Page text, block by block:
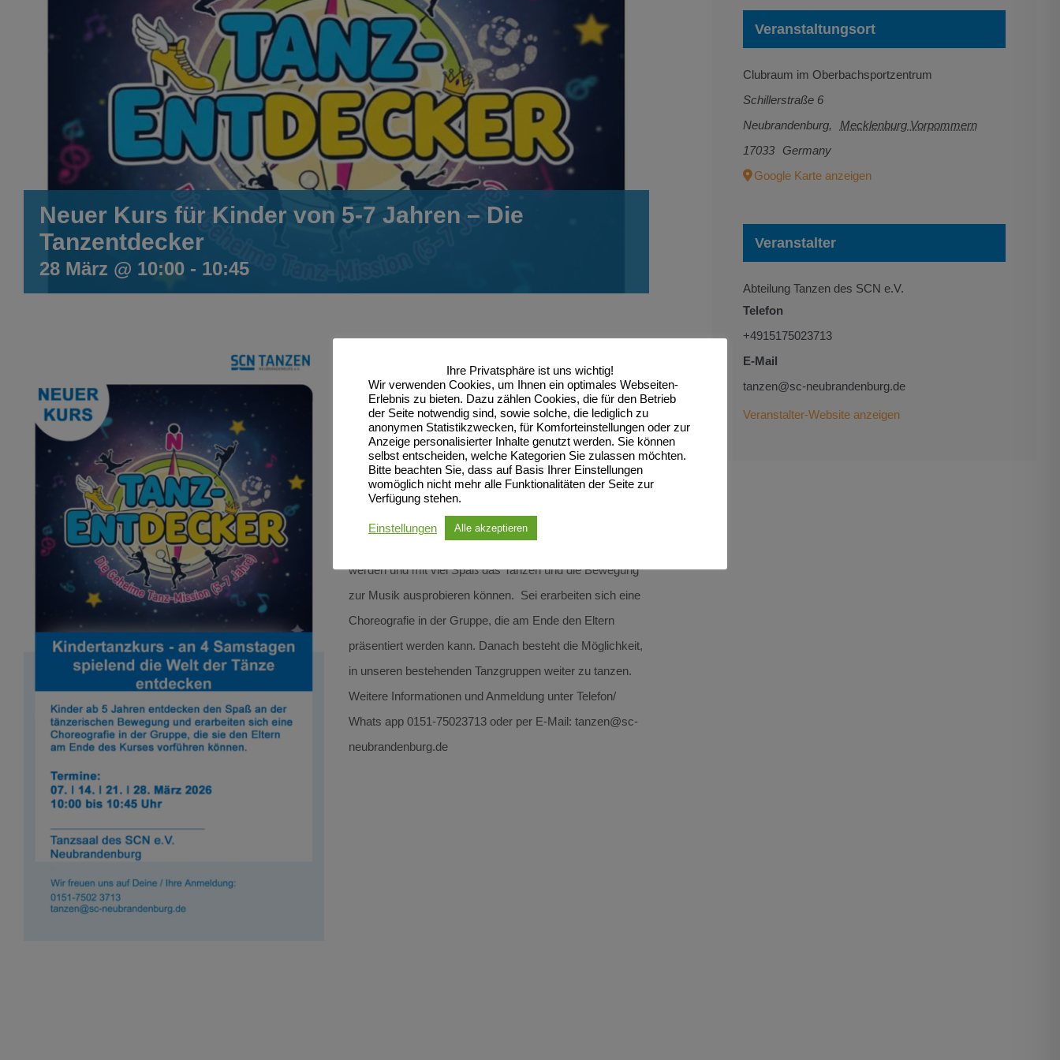
Neuer Kurs für Kinder von 5-7 Jahren – Die
Tanzentdecker
28 März @ 10:00 - 10:45
Unser neuer Tanzkurs richtet sich an Kinder von 5 bis 7
Jahren, die an 4 Samstagen an das Tanzen herangeführt
werden und mit viel Spaß das Tanzen und die Bewegung
zur Musik ausprobieren können. Sei erarbeiten sich eine
Choreografie in der Gruppe, die am Ende den Eltern
präsentiert werden kann. Danach besteht die Möglichkeit,
in unseren bestehenden Tanzgruppen weiter zu tanzen.
Weitere Informationen und Anmeldung unter Telefon/
Whats app 0151-75023713 oder per E-Mail: tanzen@sc-
neubrandenburg.de
Veranstaltungsort
Clubraum im Oberbachsportzentrum
Schillerstraße 6
Neubrandenburg,
Mecklenburg Vorpommern
17033
Germany
Google Karte anzeigen
Veranstalter
Abteilung Tanzen des SCN e.V.
Telefon
+4915175023713
E-Mail
tanzen@sc-neubrandenburg.de
Veranstalter-Website anzeigen
Ihre Privatsphäre ist uns wichtig!
Wir verwenden Cookies, um Ihnen ein optimales Webseiten-
Erlebnis zu bieten. Dazu zählen Cookies, die für den Betrieb
der Seite notwendig sind, sowie solche, die lediglich zu
anonymen Statistikzwecken, für Komforteinstellungen oder zur
Anzeige personalisierter Inhalte genutzt werden. Sie können
selbst entscheiden, welche Kategorien Sie zulassen möchten.
Bitte beachten Sie, dass auf Basis Ihrer Einstellungen
womöglich nicht mehr alle Funktionalitäten der Seite zur
Verfügung stehen.
Einstellungen Alle akzeptieren